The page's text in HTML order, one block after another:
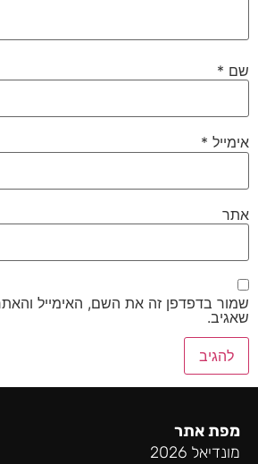
שם *
אימייל *
אתר
שמור בדפדפן זה את השם, האימייל
שאגיב.
מפת אתר
מונדיאל 2026